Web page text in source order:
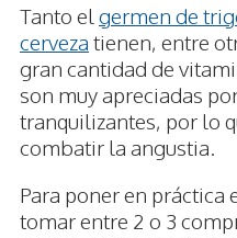
Tanto el germen de
cerveza tienen, entre
gran cantidad de
son muy apreciadas
tranquilizantes, por lo
combatir la angustia.
Para poner en práctica
tomar entre 2 o 3